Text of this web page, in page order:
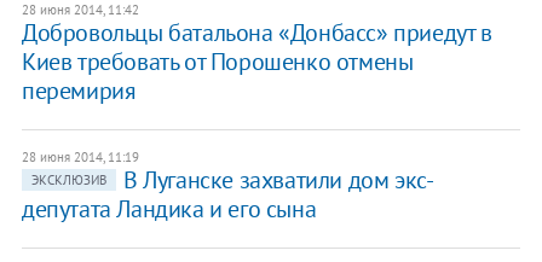
28 июня 2014, 11:42
Добровольцы батальона «Донбасс» приедут в
Киев требовать от Порошенко отмены
перемирия
28 июня 2014, 11:19
ЭКСКЛЮЗИВ
В Луганске захватили дом экс-
депутата Ландика и его сына